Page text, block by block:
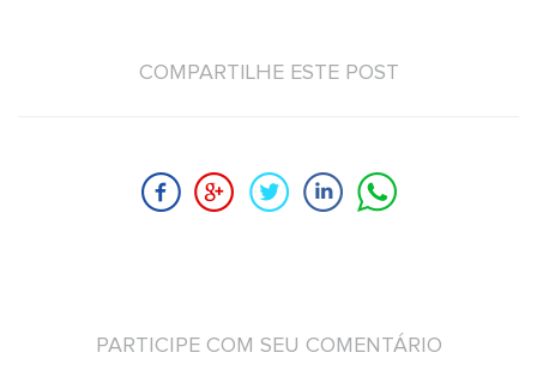
COMPARTILHE ESTE POST
PARTICIPE COM SEU COMENTÁRIO